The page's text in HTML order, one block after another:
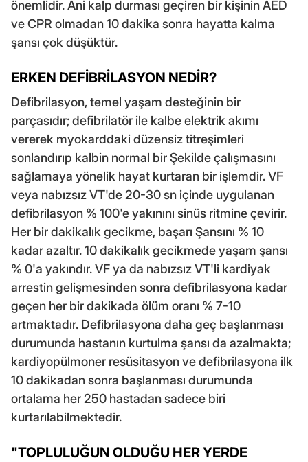
önemlidir. Ani kalp durması geçiren bir kişinin AED
ve CPR olmadan 10 dakika sonra hayatta kalma
şansı çok düşüktür.
ERKEN DEFİBRİLASYON NEDİR?
Defibrilasyon, temel yaşam desteğinin bir
parçasıdır; defibrilatör ile kalbe elektrik akımı
vererek myokarddaki düzensiz titreşimleri
sonlandırıp kalbin normal bir Şekilde çalışmasını
sağlamaya yönelik hayat kurtaran bir işlemdir. VF
veya nabızsız VT'de 20-30 sn içinde uygulanan
defibrilasyon % 100'e yakınını sinüs ritmine çevirir.
Her bir dakikalık gecikme, başarı Şansını % 10
kadar azaltır. 10 dakikalık gecikmede yaşam şansı
% 0'a yakındır. VF ya da nabızsız VT'li kardiyak
arrestin gelişmesinden sonra defibrilasyona kadar
geçen her bir dakikada ölüm oranı % 7-10
artmaktadır. Defibrilasyona daha geç başlanması
durumunda hastanın kurtulma şansı da azalmakta;
kardiyopülmoner resüsitasyon ve defibrilasyona ilk
10 dakikadan sonra başlanması durumunda
ortalama her 250 hastadan sadece biri
kurtarılabilmektedir.
"TOPLULUĞUN OLDUĞU HER YERDE